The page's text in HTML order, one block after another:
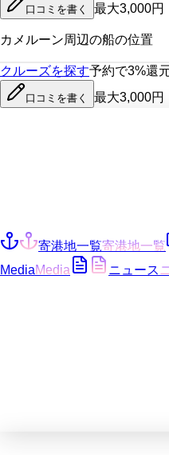
口コミを書く 最大3,000円
カメルーン周辺の船の位置
クルーズを探す予約で3%還
口コミを書く 最大3,000円
寄港地一覧寄港地一覧
MediaMedia ニュース